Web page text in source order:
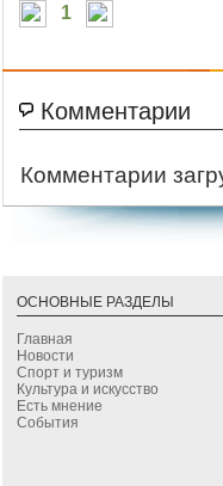
1
Комментарии
Комментарии
ОСНОВНЫЕ РАЗДЕЛЫ
Главная
Новости
Спорт и туризм
Культура и искусство
Есть мнение
События